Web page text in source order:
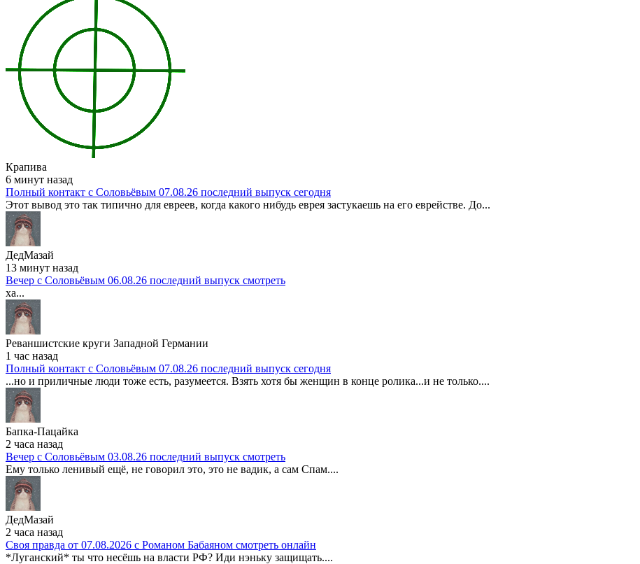
Крапива
6 минут назад
Полный контакт с Соловьёвым 07.08.26 последний выпуск сегодня
Этот вывод это так типично для евреев, когда какого нибудь еврея застукаешь на его еврействе. До...
ДедМазай
13 минут назад
Вечер с Соловьёвым 06.08.26 последний выпуск смотреть
ха...
Реваншистские круги Западной Германии
1 час назад
Полный контакт с Соловьёвым 07.08.26 последний выпуск сегодня
...но и приличные люди тоже есть, разумеется. Взять хотя бы женщин в конце ролика...и не только....
Бапка-Пацайка
2 часа назад
Вечер с Соловьёвым 03.08.26 последний выпуск смотреть
Ему только ленивый ещё, не говорил это, это не вадик, а сам Спам....
ДедМазай
2 часа назад
Своя правда от 07.08.2026 с Романом Бабаяном смотреть онлайн
*Луганский* ты что несёшь на власти РФ? Иди нэньку защищать....